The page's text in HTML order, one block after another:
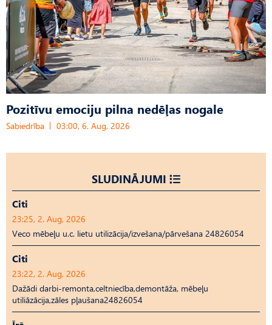
Pozitīvu emociju pilna nedēļas nogale
Sabiedrība 03:00, 6. Aug, 2026
SLUDINĀJUMI
Citi
23:25, 2. Aug, 2026
Veco mēbeļu u.c. lietu utilizācija/izvešana/pārvešana 24826054
Citi
23:22, 2. Aug, 2026
Dažādi darbi-remonta,celtniecība,demontāža, mēbeļu
utiliāzācija,zāles pļaušana24826054